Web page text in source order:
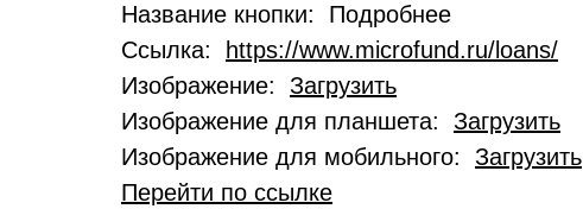
Название кнопки: Подробнее
Ссылка:
https://www.microfund.ru/loans/
Изображение: Загрузить
Изображение для планшета: Загрузить
Изображение для мобильного: Загрузить
Перейти по ссылке